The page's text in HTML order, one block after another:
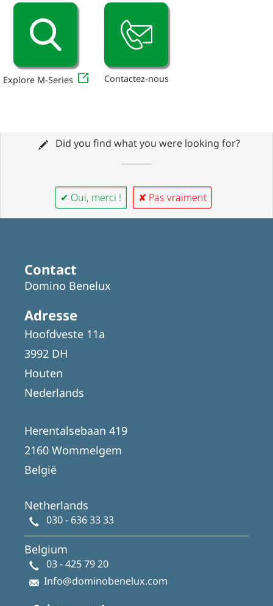
Explore M-Series Contactez-nous
Did you find what you were looking for?
✔ Oui, merci ! ✘ Pas vraiment
Contact
Domino Benelux
Adresse
Hoofdveste 11a
3992 DH
Houten
Nederlands
Herentalsebaan 419
2160 Wommelgem
België
Netherlands
030 - 636 33 33
Belgium
03 - 425 79 20
Info@dominobenelux.com